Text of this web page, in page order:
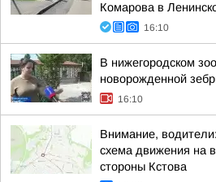
Комарова в
16:10
В нижегородском
новорожденной
16:10
Внимание,
схема движения на
стороны Кстова